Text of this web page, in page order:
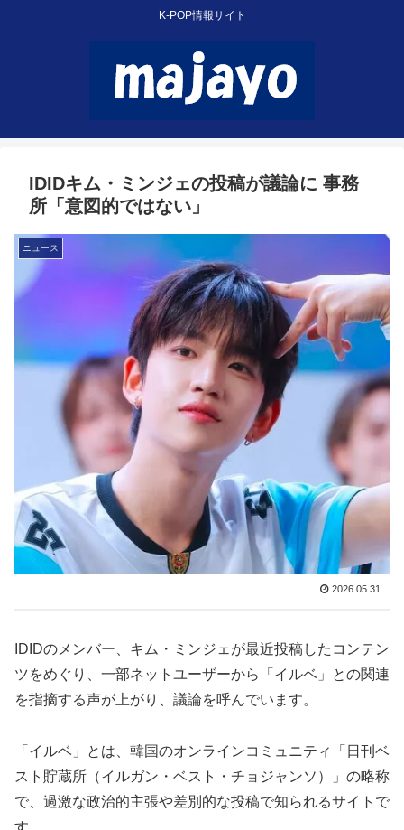
K-POP情報サイト
IDIDキム・ミンジェの投稿が議論に 事務
所「意図的ではない」
ニュース
2026.05.31
IDIDのメンバー、キム・ミンジェが最近投稿したコンテン
ツをめぐり、一部ネットユーザーから「イルベ」との関連
を指摘する声が上がり、議論を呼んでいます。
「イルベ」とは、韓国のオンラインコミュニティ「日刊ベ
スト貯蔵所（イルガン・ベスト・チョジャンソ）」の略称
で、過激な政治的主張や差別的な投稿で知られるサイトで
す。